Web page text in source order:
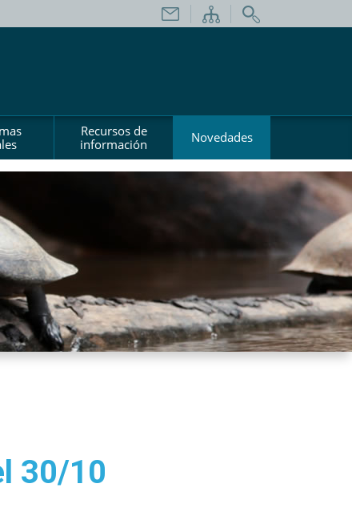
Recursos de
información
Novedades
30/10